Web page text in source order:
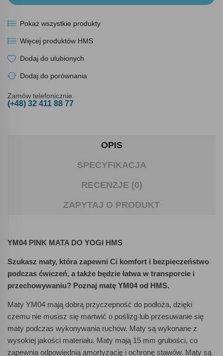
Pokaż wszystkie produkty
Więcej produktów HMS
Dodaj do ulubionych
Dodaj do porównania
Zamów telefonicznie
(+48) 32 411 88 77
OPIS
SPECYFIKACJA
RECENZJE (0)
ZAPYTAJ O PRODUKT
YM04 PINK MATA DO YOGI HMS
Szukasz maty, która zapewni Ci komfort i bezpieczeństwo
podczas ćwiczeń, a także będzie łatwa w transporcie i
przechowywaniu? Poznaj matę YM04 od HMS.
Maty YM04 mają dobrą przyczepność do podłoża, dzięki
czemu nie musisz się martwić o poślizg lub przesuwanie się
maty podczas wykonywania ruchów. Maty są wykonane z
wysokiej jakości materiału. Maty mają 15 mm grubości, co
zapewnia odpowiednią amortyzację i ochronę stawów. Maty są